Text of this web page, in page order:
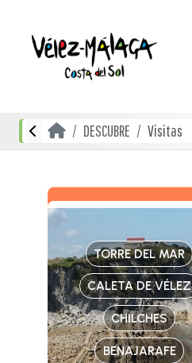
DESCUBRE Visitas
TORRE DEL MAR
CALETA DE VÉLEZ
CHILCHES
BENAJARAFE